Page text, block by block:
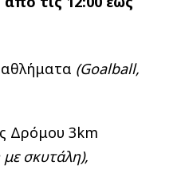
(Goalball,
Δρόμου 3km
σκυτάλη),